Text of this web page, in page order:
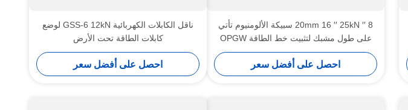
8 ′′ 20mm 16 ′′ 25kN سبيكة الألومنيوم تأتي
على طول مشبك لتثبيت خط الطاقة OPGW
احصل على أفضل سعر
ناقل الكابلات الكهربائية GSS-6 12kN لوضع
كابلات الطاقة تحت الأرض
احصل على أفضل سعر